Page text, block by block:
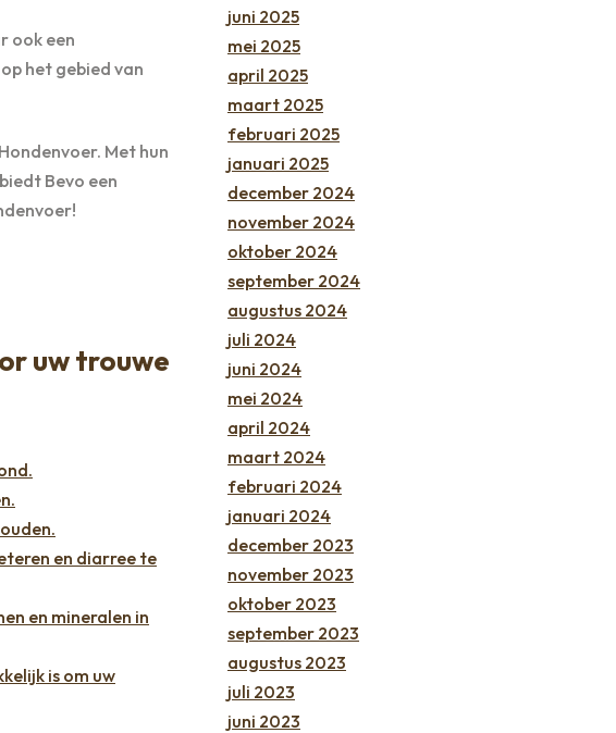
ook een
het gebied van
Met hun
Bevo een
uw trouwe
en diarree te
en mineralen in
is om uw
juni 2025
mei 2025
april 2025
maart 2025
februari 2025
januari 2025
december 2024
november 2024
oktober 2024
september 2024
augustus 2024
juli 2024
juni 2024
mei 2024
april 2024
maart 2024
februari 2024
januari 2024
december 2023
november 2023
oktober 2023
september 2023
augustus 2023
juli 2023
juni 2023